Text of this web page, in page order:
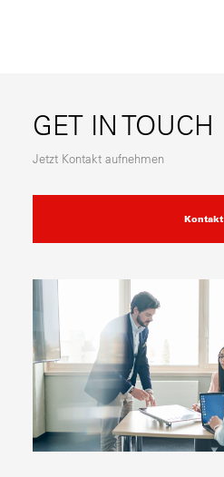
GET IN TOUCH
Jetzt Kontakt aufnehmen
Kontakt